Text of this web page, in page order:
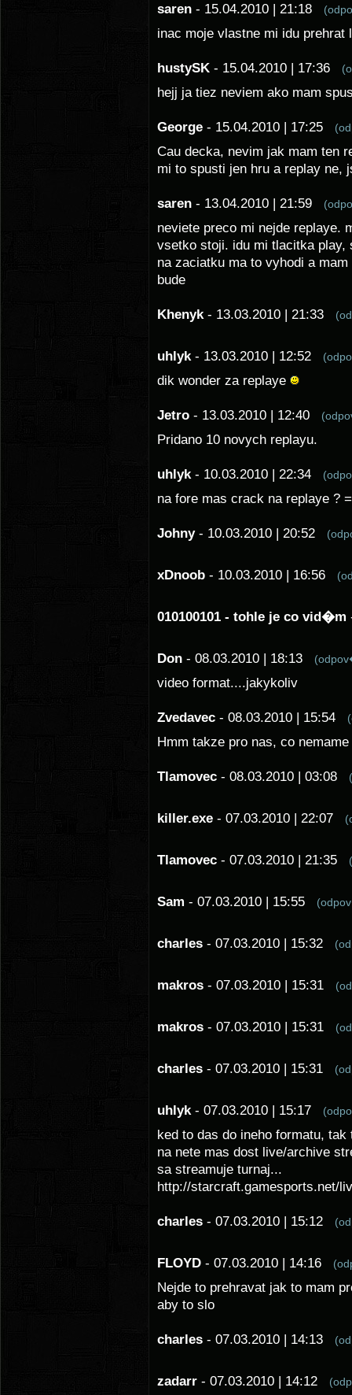
saren - 15.04.2010 | 21:18
inac moje vlastne mi idu prehrat
hustySK - 15.04.2010 | 17:36
hejj ja tiez neviem ako mam
George - 15.04.2010 | 17:25
Cau decka, nevim jak mam ten
mi to spusti jen hru a replay ne,
saren - 13.04.2010 | 21:59
neviete preco mi nejde replaye.
vsetko stoji. idu mi tlacitka
na zaciatku ma to vyhodi a
bude
Khenyk - 13.03.2010 | 21:33
uhlyk - 13.03.2010 | 12:52
dik wonder za replaye
Jetro - 13.03.2010 | 12:40
Pridano 10 novych replayu.
uhlyk - 10.03.2010 | 22:34
na fore mas crack na replaye ?
Johny - 10.03.2010 | 20:52
xDnoob - 10.03.2010 | 16:56
010100101 - tohle je co vid�m
Don - 08.03.2010 | 18:13
video format....jakykoliv
Zvedavec - 08.03.2010 | 15:54
Hmm takze pro nas, co
Tlamovec - 08.03.2010 | 03:08
killer.exe - 07.03.2010 | 22:07
Tlamovec - 07.03.2010 | 21:35
Sam - 07.03.2010 | 15:55
charles - 07.03.2010 | 15:32
makros - 07.03.2010 | 15:31
makros - 07.03.2010 | 15:31
charles - 07.03.2010 | 15:31
uhlyk - 07.03.2010 | 15:17
ked to das do ineho formatu,
na nete mas dost live/archive
sa streamuje turnaj...
http://starcraft.gamesports.net/
charles - 07.03.2010 | 15:12
FLOYD - 07.03.2010 | 14:16
Nejde to prehravat jak to mam
aby to slo
charles - 07.03.2010 | 14:13
zadarr - 07.03.2010 | 14:12